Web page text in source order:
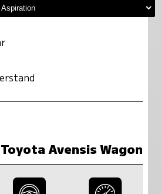
Avensis Wagon